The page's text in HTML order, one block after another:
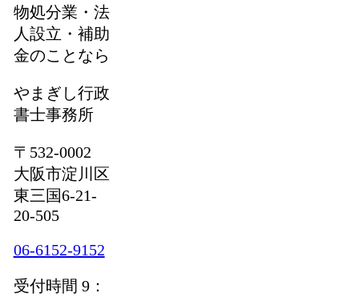
物処分業・法
人設立・補助
金のことなら
やまぎし行政
書士事務所
〒532-0002
大阪市淀川区
東三国6-21-
20-505
06-6152-9152
受付時間 9：